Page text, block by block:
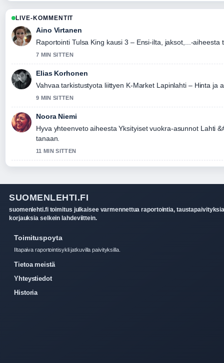
LIVE-KOMMENTIT
Aino Virtanen
Raportointi Tulsa King kausi 3 – Ensi-ilta, jaksot,...-
7 MIN SITTEN
Elias Korhonen
Vahvaa tarkistustyota liittyen K-Market Lapinlahti – Hinta ja
9 MIN SITTEN
Noora Niemi
Hyva yhteenveto aiheesta Yksityiset vuokra-asunnot Lahti
tanaan.
11 MIN SITTEN
SUOMENLEHTI.FI
suomenlehti.fi toimitus julkaisee varmennettua raportointia,
korjauksia selkein lahdeviittein.
Toimituspoyta
Iltapaiva raportointisykli jatkuvilla paivityksilla.
Tietoa meistä
Yhteystiedot
Historia